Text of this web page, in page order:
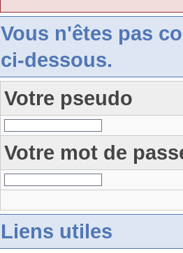
Vous n'êtes pas
ci-dessous.
Votre pseudo
Votre mot de
Liens utiles